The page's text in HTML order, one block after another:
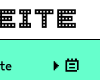
▶